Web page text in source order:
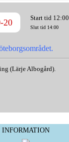
20 Start tid 12:00
Slut tid 14:00
(Lärje Albogård).
INFORMATION